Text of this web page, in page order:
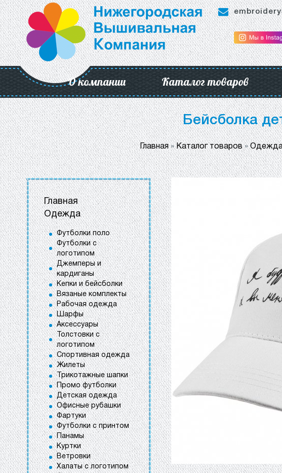
О компании Каталог товаров
Бейсболка
Главная»Каталог товаров»
Главная
Одежда
Футболки поло
Футболки с
логотипом
Джемперы и
кардиганы
Кепки и бейсболки
Вязаные комплекты
Рабочая одежда
Шарфы
Аксессуары
Толстовки с
логотипом
Спортивная одежда
Жилеты
Трикотажные шапки
Промо футболки
Детская одежда
Офисные рубашки
Фартуки
Футболки с принтом
Панамы
Куртки
Ветровки
Халаты с логотипом